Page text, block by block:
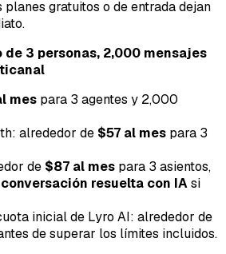
gratuitos o de entrada dejan
de 3 personas, 2,000 mensajes
mes para 3 agentes y 2,000
alrededor de $57 al mes para 3
de $87 al mes para 3 asientos,
resuelta con IAsi
inicial de Lyro AI: alrededor de
de superar los límites incluidos.